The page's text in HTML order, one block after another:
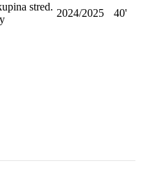
stred.
2024/2025 40'